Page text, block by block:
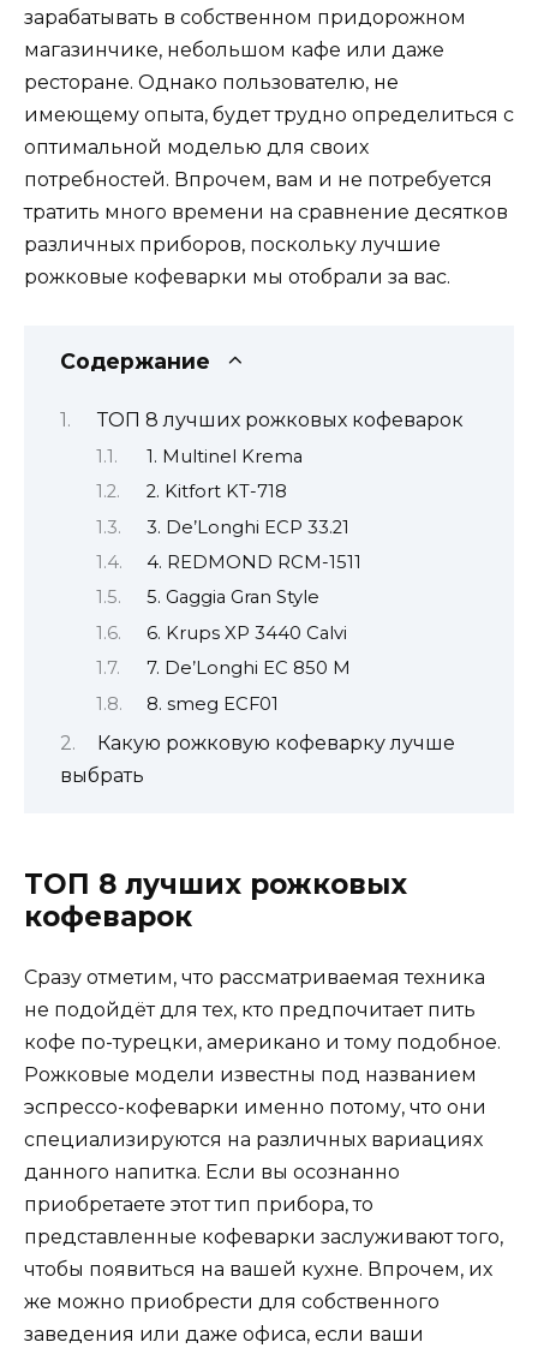
зарабатывать в собственном придорожном
магазинчике, небольшом кафе или даже
ресторане. Однако пользователю, не
имеющему опыта, будет трудно определиться с
оптимальной моделью для своих
потребностей. Впрочем, вам и не потребуется
тратить много времени на сравнение десятков
различных приборов, поскольку лучшие
рожковые кофеварки мы отобрали за вас.
Содержание
ТОП 8 лучших рожковых кофеварок
1. Multinel Krema
2. Kitfort KT-718
3. De’Longhi ECP 33.21
4. REDMOND RCM-1511
5. Gaggia Gran Style
6. Krups XP 3440 Calvi
7. De’Longhi EC 850 M
8. smeg ECF01
Какую рожковую кофеварку лучше
выбрать
ТОП 8 лучших рожковых
кофеварок
Сразу отметим, что рассматриваемая техника
не подойдёт для тех, кто предпочитает пить
кофе по-турецки, американо и тому подобное.
Рожковые модели известны под названием
эспрессо-кофеварки именно потому, что они
специализируются на различных вариациях
данного напитка. Если вы осознанно
приобретаете этот тип прибора, то
представленные кофеварки заслуживают того,
чтобы появиться на вашей кухне. Впрочем, их
же можно приобрести для собственного
заведения или даже офиса, если ваши